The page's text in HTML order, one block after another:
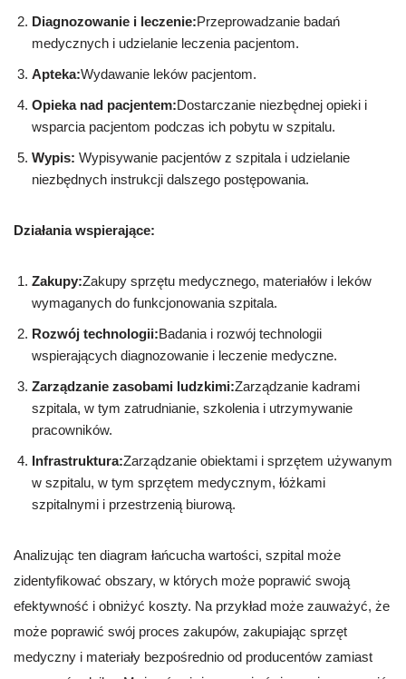
Diagnozowanie i leczenie:Przeprowadzanie badań
medycznych i udzielanie leczenia pacjentom.
Apteka:Wydawanie leków pacjentom.
Opieka nad pacjentem:Dostarczanie niezbędnej opieki i
wsparcia pacjentom podczas ich pobytu w szpitalu.
Wypis: Wypisywanie pacjentów z szpitala i udzielanie
niezbędnych instrukcji dalszego postępowania.
Działania wspierające:
Zakupy:Zakupy sprzętu medycznego, materiałów i leków
wymaganych do funkcjonowania szpitala.
Rozwój technologii:Badania i rozwój technologii
wspierających diagnozowanie i leczenie medyczne.
Zarządzanie zasobami ludzkimi:Zarządzanie kadrami
szpitala, w tym zatrudnianie, szkolenia i utrzymywanie
pracowników.
Infrastruktura:Zarządzanie obiektami i sprzętem używanym
w szpitalu, w tym sprzętem medycznym, łóżkami
szpitalnymi i przestrzenią biurową.
Analizując ten diagram łańcucha wartości, szpital może
zidentyfikować obszary, w których może poprawić swoją
efektywność i obniżyć koszty. Na przykład może zauważyć, że
może poprawić swój proces zakupów, zakupiając sprzęt
medyczny i materiały bezpośrednio od producentów zamiast